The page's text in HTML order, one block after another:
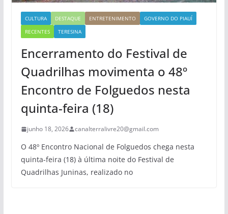
CULTURA DESTAQUE ENTRETENIMENTO
GOVERNO DO PIAUÍ
RECENTES
TERESINA
Encerramento do Festival de
Quadrilhas movimenta o 48º
Encontro de Folguedos nesta
quinta-feira (18)
junho 18, 2026 canalterralivre20@gmail.com
O 48º Encontro Nacional de Folguedos chega nesta
quinta-feira (18) à última noite do Festival de
Quadrilhas Juninas, realizado no